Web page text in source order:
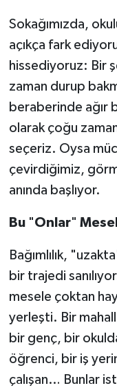
Sokağımızda,
açıkça fark
hissediyoruz: Bir
zaman durup
beraberinde ağır
olarak çoğu
seçeriz. Oysa
çevirdiğimiz,
anında başlıyor.
Bu"Onlar"
Bağımlılık,
bir trajedi
mesele çoktan
yerleşti. Bir
bir genç, bir
öğrenci, bir iş
çalışan… Bunlar